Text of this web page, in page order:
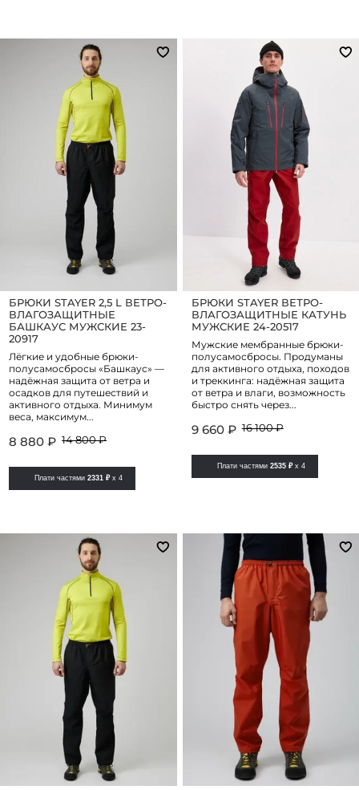
БРЮКИ STAYER 2,5 L ВЕТРО-
ВЛАГОЗАЩИТНЫЕ
БАШКАУС МУЖСКИЕ 23-
20917
Лёгкие и удобные брюки-
полусамосбросы «Башкаус» —
надёжная защита от ветра и
осадков для путешествий и
активного отдыха. Минимум
веса, максимум...
8 880 ₽ 14 800 ₽
Плати частями2331 ₽ x 4
БРЮКИ STAYER ВЕТРО-
ВЛАГОЗАЩИТНЫЕ КАТУНЬ
МУЖСКИЕ 24-20517
Мужские мембранные брюки-
полусамосбросы. Продуманы
для активного отдыха, походов
и треккинга: надёжная защита
от ветра и влаги, возможность
быстро снять через...
9 660 ₽ 16 100 ₽
Плати частями 2535 ₽ x 4